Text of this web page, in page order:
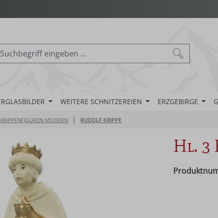
WEITERE SCHNITZEREIEN ERZGEBIRGE
KRIPPENFIGUREN MODERN | RUDOLF KRIPPE
Hl. 3